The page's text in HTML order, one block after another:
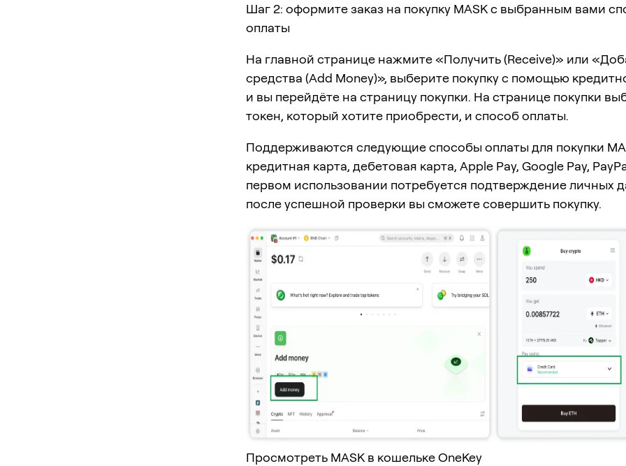
Шаг 2: оформите заказ на покупку MASK с выбранным вами
оплаты
На главной странице нажмите «Получить (Receive)» или
средства (Add Money)», выберите покупку с помощью
и вы перейдёте на страницу покупки. На странице покупки
токен, который хотите приобрести, и способ оплаты.
Поддерживаются следующие способы оплаты для покупки
кредитная карта, дебетовая карта, Apple Pay, Google Pay,
первом использовании потребуется подтверждение личных
после успешной проверки вы сможете совершить покупку.
Просмотреть MASK в кошельке OneKey